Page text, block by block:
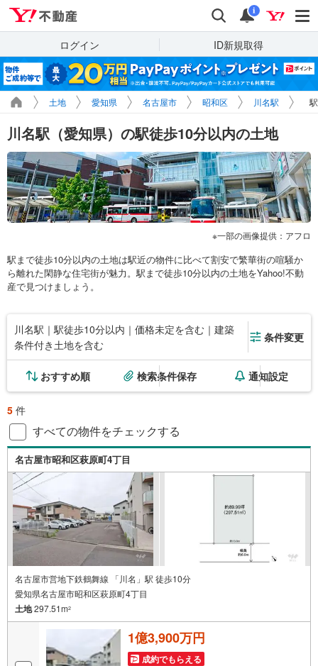
検索 通知
i
ログイン ID新規取得
土地 愛知県 名古屋市 昭和区 川名駅
川名駅（愛知県）の駅徒歩10分以内の土地
一部の画像提供：アフロ
駅まで徒歩10分以内の土地は駅近の物件に比べて割安で繁華街の喧騒か
ら離れた閑静な住宅街が魅力。駅まで徒歩10分以内の土地をYahoo!不動
産で見つけましょう。
川名駅｜駅徒歩10分以内｜価格未定を含む｜建築
条件付き土地を含む
条件変更
おすすめ順 検索条件保存 通知設定
5 件
すべての物件をチェックする
名古屋市昭和区萩原町4丁目
名古屋市営地下鉄鶴舞線 「川名」駅 徒歩10分
愛知県名古屋市昭和区萩原町4丁目
土地297.51m2
1億3,900万円
成約でもらえる